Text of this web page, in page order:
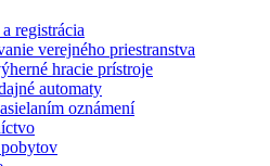
registrácia
verejného priestranstva
hracie prístroje
automaty
oznámení